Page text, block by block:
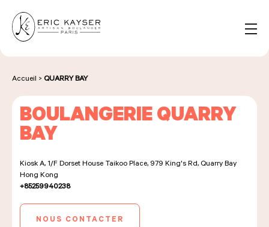
FR
NOS PRODUITS
NOS BOULANGERIES
LA MAISON D'ÉRIC KAYSER
Accueil > QUARRY BAY
BOULANGERIE QUARRY
BAY
Kiosk A, 1/F Dorset House Taikoo Place, 979 King's Rd, Quarry Bay
Hong Kong
+85259940238
NOUS CONTACTER